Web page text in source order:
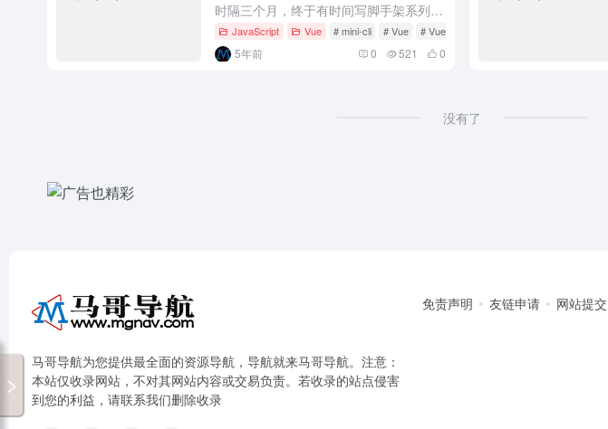
时隔三个月，终于有时间写脚手架系列第二篇文章了，在北京上班确实比天津忙多了，都没时间摸鱼。如果你没看过本系列的第一篇文章手把手教你写一个脚手架，建议先看一遍再来阅读本文，效果更好。 mini-cli ...
JavaScript Vue # mini-cli # Vue # Vue-cli
5年前 0 521 0
没有了
马哥导航为您提供最全面的资源导航，导航就来马哥导航。注意：
本站仅收录网站，不对其网站内容或交易负责。若收录的站点侵害
到您的利益，请联系我们删除收录
免责声明 友链申请 网站提交